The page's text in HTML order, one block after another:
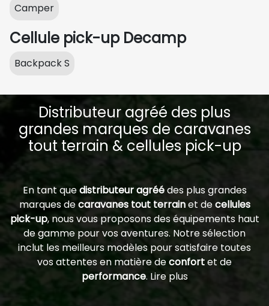
Camper
Cellule pick-up Decamp
Backpack S
Distributeur agréé des plus
grandes marques de caravanes
tout terrain & cellules pick-up
En tant quedistributeur agréédes plus grandes
marques decaravanes tout terrainet decellules
pick-up, nous vous proposons des équipements haut
de gamme pour vos aventures. Notre sélection
inclut les meilleurs modèles pour satisfaire toutes
vos attentes en matière deconfortet de
performance. Lire plus